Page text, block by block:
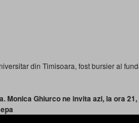
din Timisoara, fost bursier al
Monica Ghiurco ne invita azi, la ora